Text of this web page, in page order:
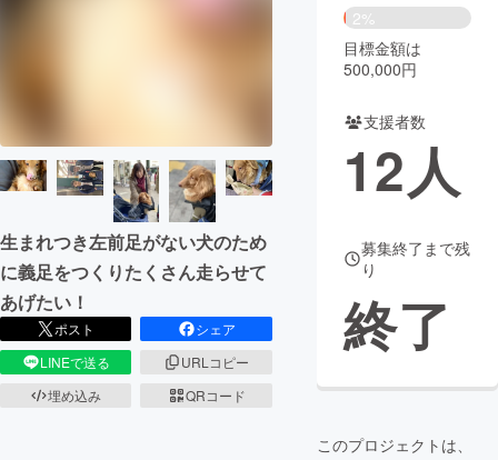
チャレンジ
CAMPFIRE for Social Good CAMPFIRE Creation
CAMPFIREふるさと納税machi-ya コミュニティ
生まれつき左前足がない犬のため
に義足をつくりたくさん走らせて
あげたい！
ポスト
シェア
LINEで送る
URLコピー
埋め込み
QRコード
2%
目標金額は
500,000円
支援者数
12人
募集終了まで残
り
終了
このプロジェクトは、